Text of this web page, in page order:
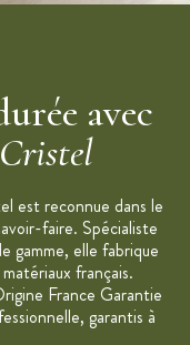
avec
Cristel
est reconnue dans le
faire. Spécialiste
gamme, elle fabrique
français.
France Garantie
garantis à